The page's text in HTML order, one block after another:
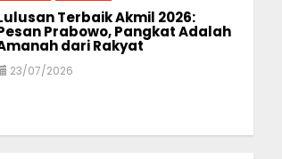
Terbaik Akmil 2026:
Prabowo, Pangkat Adalah
dari Rakyat
23/07/2026